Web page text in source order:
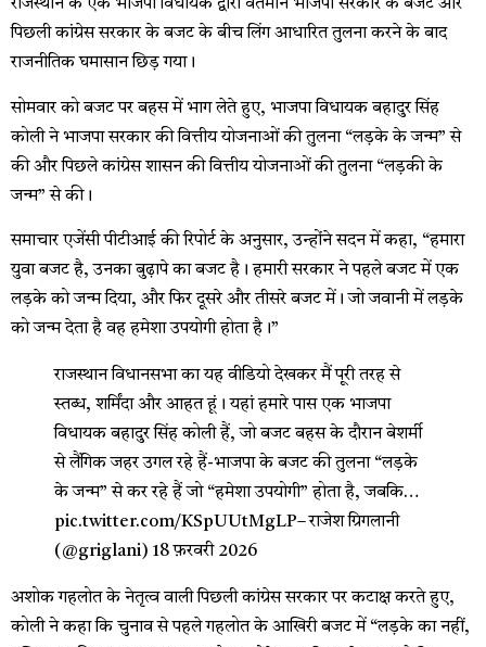
राजस्थान के एक भाजपा विधायक द्वारा वर्तमान भाजपा सरकार के बजट और
पिछली कांग्रेस सरकार के बजट के बीच लिंग आधारित तुलना करने के बाद
राजनीतिक घमासान छिड़ गया।
सोमवार को बजट पर बहस में भाग लेते हुए, भाजपा विधायक बहादुर सिंह
कोली ने भाजपा सरकार की वित्तीय योजनाओं की तुलना “लड़के के जन्म” से
की और पिछले कांग्रेस शासन की वित्तीय योजनाओं की तुलना “लड़की के
जन्म” से की।
समाचार एजेंसी पीटीआई की रिपोर्ट के अनुसार, उन्होंने सदन में कहा, “हमारा
युवा बजट है, उनका बुढ़ापे का बजट है। हमारी सरकार ने पहले बजट में एक
लड़के को जन्म दिया, और फिर दूसरे और तीसरे बजट में। जो जवानी में लड़के
को जन्म देता है वह हमेशा उपयोगी होता है।”
राजस्थान विधानसभा का यह वीडियो देखकर मैं पूरी तरह से
स्तब्ध, शर्मिंदा और आहत हूं। यहां हमारे पास एक भाजपा
विधायक बहादुर सिंह कोली हैं, जो बजट बहस के दौरान बेशर्मी
से लैंगिक जहर उगल रहे हैं-भाजपा के बजट की तुलना “लड़के
के जन्म” से कर रहे हैं जो “हमेशा उपयोगी” होता है, जबकि…
pic.twitter.com/KSpUUtMgLP– राजेश ग्रिगलानी
(@griglani) 18 फ़रवरी 2026
अशोक गहलोत के नेतृत्व वाली पिछली कांग्रेस सरकार पर कटाक्ष करते हुए,
कोली ने कहा कि चुनाव से पहले गहलोत के आखिरी बजट में “लड़के का नहीं,